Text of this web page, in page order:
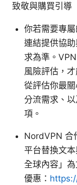
致敬與購買引導
你若需要專
連結提供協
求為準。
風險評估，
從評估你最
分流需求、
項。
NordVPN 合
平台替換文
全球內容」
優惠：